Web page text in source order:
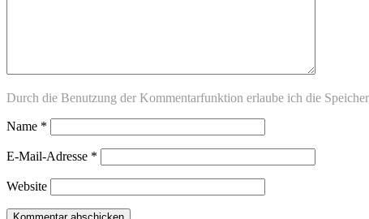
Durch die Benutzung der Kommentarfunktion erlaube ich die
Name *
E-Mail-Adresse *
Website